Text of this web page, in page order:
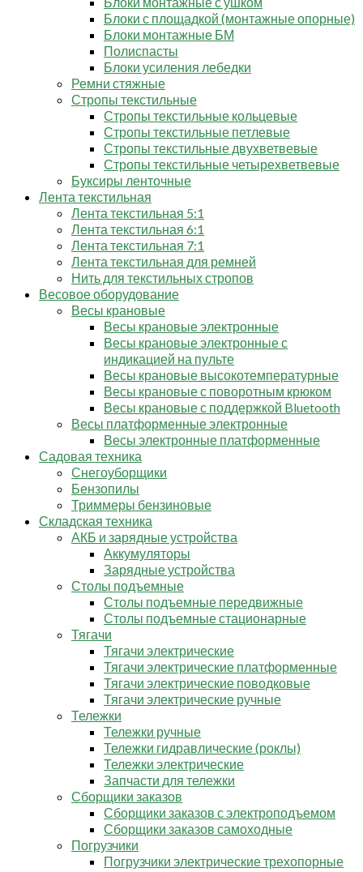
Блоки с площадкой (монтажные опорные)
Блоки монтажные БМ
Полиспасты
Блоки усиления лебедки
Ремни стяжные
Стропы текстильные
Стропы текстильные кольцевые
Стропы текстильные петлевые
Стропы текстильные двухветвевые
Стропы текстильные четырехветвевые
Буксиры ленточные
Лента текстильная
Лента текстильная 5:1
Лента текстильная 6:1
Лента текстильная 7:1
Лента текстильная для ремней
Нить для текстильных стропов
Весовое оборудование
Весы крановые
Весы крановые электронные
Весы крановые электронные с
индикацией на пульте
Весы крановые высокотемпературные
Весы крановые с поворотным крюком
Весы крановые с поддержкой Bluetooth
Весы платформенные электронные
Весы электронные платформенные
Садовая техника
Снегоуборщики
Бензопилы
Триммеры бензиновые
Складская техника
АКБ и зарядные устройства
Аккумуляторы
Зарядные устройства
Столы подъемные
Столы подъемные передвижные
Столы подъемные стационарные
Тягачи
Тягачи электрические
Тягачи электрические платформенные
Тягачи электрические поводковые
Тягачи электрические ручные
Тележки
Тележки ручные
Тележки гидравлические (роклы)
Тележки электрические
Запчасти для тележки
Сборщики заказов
Сборщики заказов с электроподъемом
Сборщики заказов самоходные
Погрузчики
Погрузчики электрические трехопорные